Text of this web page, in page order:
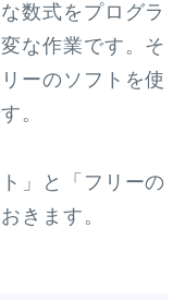
数式をプログラ
な作業です。そ
ーのソフトを使
。
」と「フリーの
きます。